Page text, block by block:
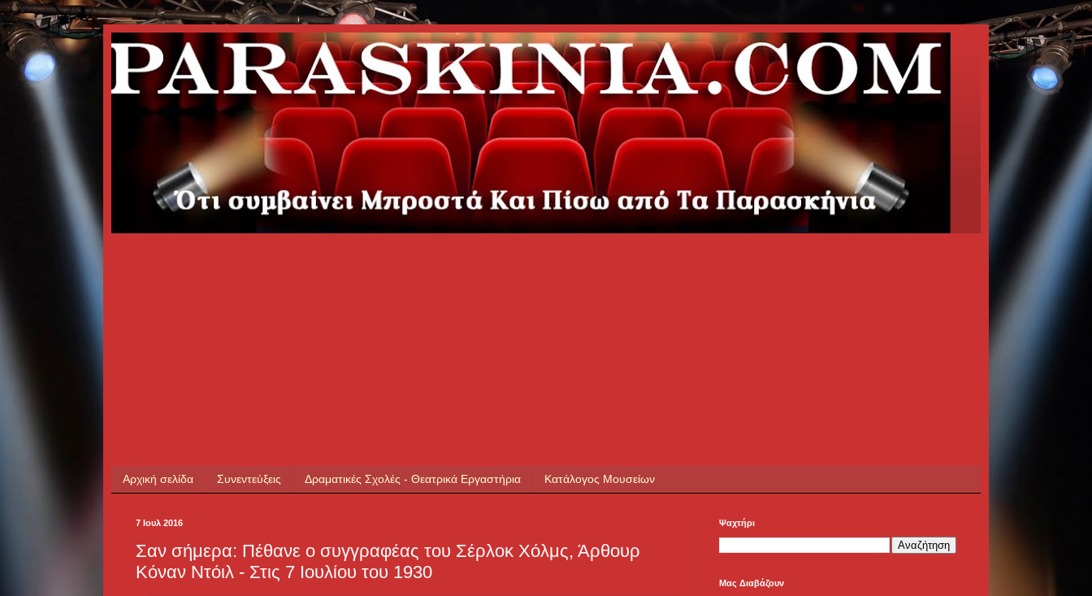
Αρχική σελίδα Συνεντεύξεις Δραματικές Σχολές - Θεατρικά Εργαστήρια Κατάλογος Μουσείων
7 Ιουλ 2016
Σαν σήμερα: Πέθανε ο συγγραφέας του Σέρλοκ Χόλμς, Άρθουρ
Κόναν Ντόιλ - Στις 7 Ιουλίου του 1930
Ψαχτήρι
Μας Διαβάζουν